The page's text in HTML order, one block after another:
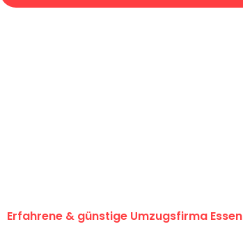
Erfahrene & günstige Umzugsfirma Essen